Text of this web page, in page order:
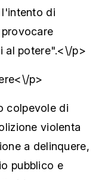
l'intento di
al potere".<\/p>
p>
colpevole di
violenta
a delinquere,
pubblico e